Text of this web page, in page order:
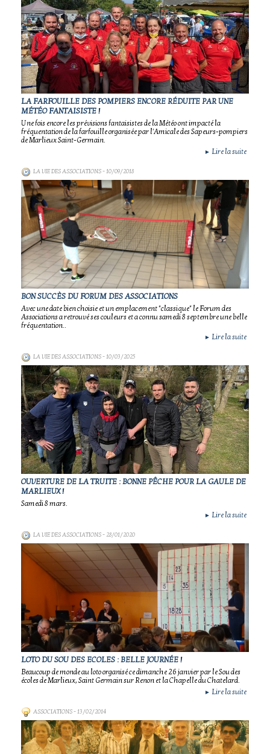
LA FARFOUILLE DES POMPIERS ENCORE RÉDUITE PAR UNE
MÉTÉO FANTAISISTE !
Une fois encore les prévisions fantaisistes de la Météo ont impacté la
fréquentation de la farfouille organisée par l'Amicale des Sapeurs-pompiers
de Marlieux Saint-Germain.
► Lire la suite
LA VIE DES ASSOCIATIONS- 10/09/2018
BON SUCCÈS DU FORUM DES ASSOCIATIONS
Avec une date bien choisie et un emplacement "classique" le Forum des
Associations a retrouvé ses couleurs et a connu samedi 8 septembre une belle
fréquentation..
► Lire la suite
LA VIE DES ASSOCIATIONS- 10/03/2025
OUVERTURE DE LA TRUITE : BONNE PÊCHE POUR LA GAULE DE
MARLIEUX !
Samedi 8 mars.
► Lire la suite
LA VIE DES ASSOCIATIONS- 28/01/2020
LOTO DU SOU DES ECOLES : BELLE JOURNÉE !
Beaucoup de monde au loto organisé ce dimanche 26 janvier par le Sou des
écoles de Marlieux, Saint Germain sur Renon et la Chapelle du Chatelard.
► Lire la suite
ASSOCIATIONS- 13/02/2014